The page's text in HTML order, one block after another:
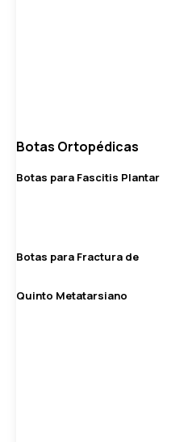
Botas Ortopédicas
Botas para Fascitis Plantar
Botas para Fractura de
Quinto Metatarsiano